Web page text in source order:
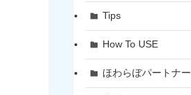
Tips
How To USE
ほわらぼパートナー